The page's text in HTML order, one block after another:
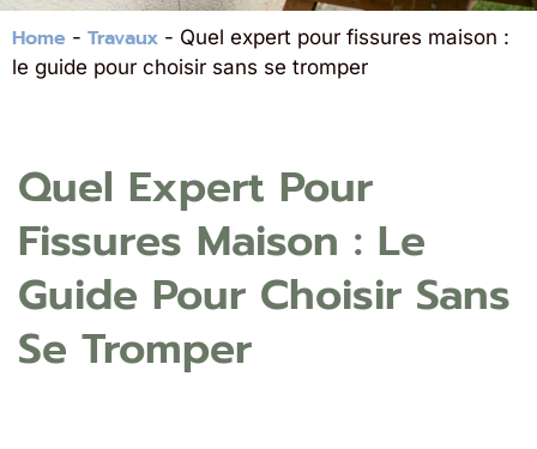
Home - Travaux - Quel expert pour fissures maison :
le guide pour choisir sans se tromper
Quel Expert Pour
Fissures Maison : Le
Guide Pour Choisir Sans
Se Tromper